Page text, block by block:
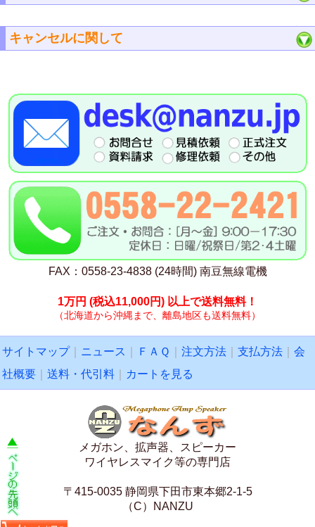
キャンセルに関して
FAX：0558-23-4838 (24時間) 南豆無線電機
1万円 (税込11,000円) 以上で送料無料！
（北海道から沖縄まで、離島地区も送料無料）
サイトマップ｜ ニュース ＦＡＱ 注文方法 支払方法
会
社概要
送料・代引料 カートを見る
メガホン、拡声器、スピーカー
ワイヤレスマイク等の専門店
〒415-0035 静岡県下田市東本郷2-1-5
（C）NANZU